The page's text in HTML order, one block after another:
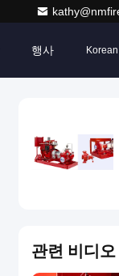
행사 Korean
관련 비디오